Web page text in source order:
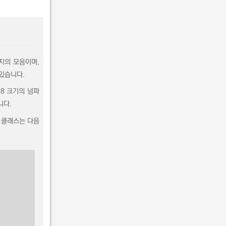
의 모음이며,
습니다.
크기의 넘파
다.
래스는 다음